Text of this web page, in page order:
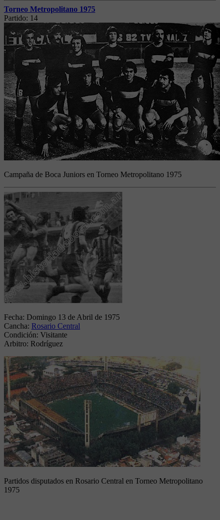
Torneo Metropolitano 1975
Partido: 14
Campaña de Boca Juniors en Torneo Metropolitano 1975
Fecha: Domingo 13 de Abril de 1975
Cancha: Rosario Central
Condición: Visitante
Arbitro: Rodríguez
Partidos disputados en Rosario Central en Torneo Metropolitano
1975